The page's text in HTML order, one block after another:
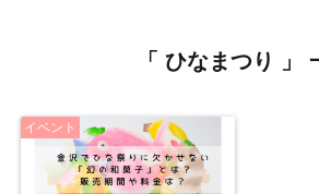
「 ひなまつり 」
イベント